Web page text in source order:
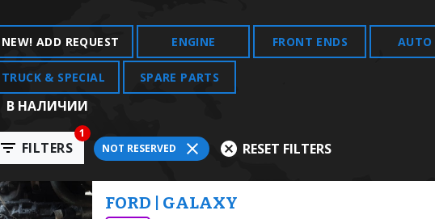
NEW! ADD REQUEST ENGINE FRONT ENDS AUTO
TRUCK & SPECIAL SPARE PARTS
В НАЛИЧИИ
FILTERS
1
NOT RESERVED RESET FILTERS
FORD | GALAXY